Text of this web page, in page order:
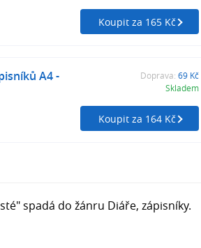
Koupit za 165 Kč
A4 -
Doprava: 69 Kč
Skladem
Koupit za 164 Kč
spadá do žánru Diáře, zápisníky.